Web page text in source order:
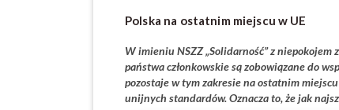
Polska na ostatnim miejscu w UE
W imieniu NSZZ „Solidarność” z
państwa członkowskie są zobowiązane do
pozostaje w tym zakresie na ostatnim
unijnych standardów. Oznacza to, że jak